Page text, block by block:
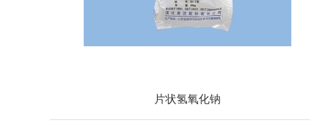
片状氢氧化钠